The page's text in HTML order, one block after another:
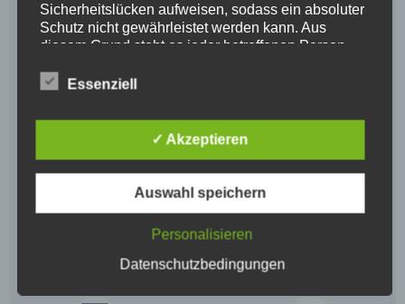
Sicherheitslücken aufweisen, sodass ein absoluter
Schutz nicht gewährleistet werden kann. Aus
diesem Grund steht es jeder betroffenen Person
alternativen Wegen, beispielsweise telefonisch, an
Begriffsbestimmungen
Die Datenschutzerklärung beruht auf den
Begrifflichkeiten, die durch den Europäischen
Richtlinien- und Verordnungsgeber beim Erlass der
Datenschutz-Grundverordnung (DS-GVO)
verwendet wurden. Unsere Datenschutzerklärung
Kunden und Geschäftspartner einfach lesbar und
Essenziell
✓ Akzeptieren
Auswahl speichern
Personalisieren
Datenschutzbedingungen